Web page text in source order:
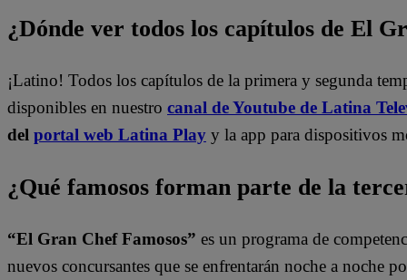
¿Dónde ver todos los capítulos de El
¡Latino! Todos los capítulos de la primera y segunda
disponibles en nuestro canal de Youtube de Latina
del portal web Latina Play y la app para dispositivos
¿Qué famosos forman parte de la
“El Gran Chef Famosos” es un programa de
nuevos concursantes que se enfrentarán noche a noche